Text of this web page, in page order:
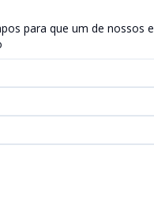
para que um de nossos